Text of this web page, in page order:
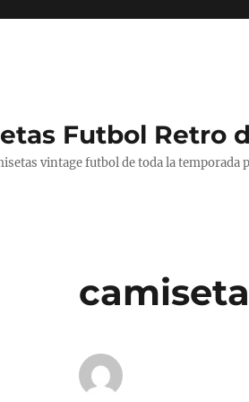
Futbol Retro
vintage futbol de toda la temporada